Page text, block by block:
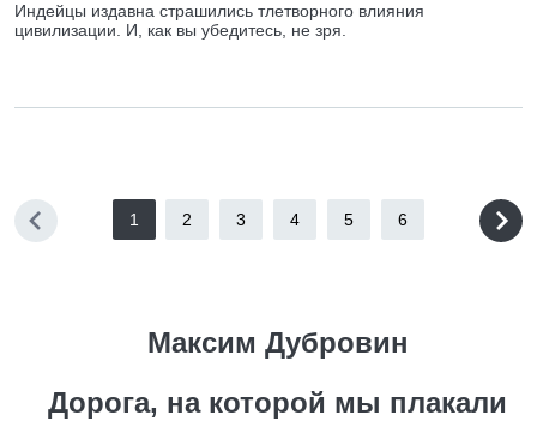
Индейцы издавна страшились тлетворного влияния
цивилизации. И, как вы убедитесь, не зря.
1 2 3 4 5 6
Максим Дубровин
Дорога, на которой мы плакали